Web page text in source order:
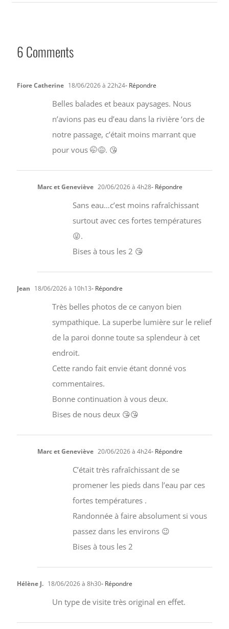
6 Comments
Fiore Catherine 18/06/2026 à 22h24- Répondre
Belles balades et beaux paysages. Nous
n’avions pas eu d’eau dans la rivière ‘ors de
notre passage, c’était moins marrant que
pour vous 🤭😅. 😘
Marc et Geneviève 20/06/2026 à 4h28- Répondre
Sans eau…c’est moins rafraîchissant
surtout avec ces fortes températures
😜.
Bises à tous les 2 😘
Jean 18/06/2026 à 10h13- Répondre
Très belles photos de ce canyon bien
sympathique. La superbe lumière sur le relief
de la paroi donne toute sa splendeur à cet
endroit.
Cette rando fait envie étant donné vos
commentaires.
Bonne continuation à vous deux.
Bises de nous deux 😘😘
Marc et Geneviève 20/06/2026 à 4h24- Répondre
C’était très rafraîchissant de se
promener les pieds dans l’eau par ces
fortes températures .
Randonnée à faire absolument si vous
passez dans les environs 😉
Bises à tous les 2
Hélène J. 18/06/2026 à 8h30- Répondre
Un type de visite très original en effet.